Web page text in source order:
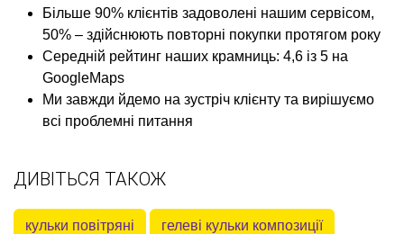
Більше 90% клієнтів задоволені нашим сервісом,
50% – здійснюють повторні покупки протягом року
Середній рейтинг наших крамниць: 4,6 із 5 на
GoogleMaps
Ми завжди йдемо на зустріч клієнту та вирішуємо
всі проблемні питання
ДИВІТЬСЯ ТАКОЖ
кульки повітряні гелеві кульки композиції